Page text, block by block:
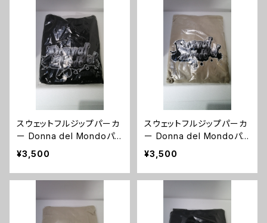
スウェットフルジップパーカ
ー Donna del Mondoパ
ーカー（ブラック）XLサイズ
¥3,500
スウェットフルジップパーカ
ー Donna del Mondoパ
ーカー（サンドベーシュ）XL
サイズ
¥3,500